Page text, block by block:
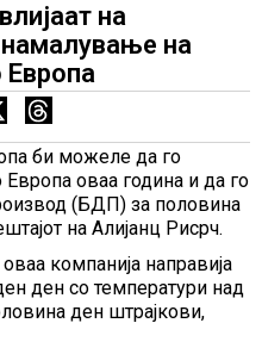
на
намалување на
Европа
би можеле да го
оваа година и да го
(БДП) за половина
на Алијанц Рисрч.
компанија направија
ден со температури над
ден штрајкови,